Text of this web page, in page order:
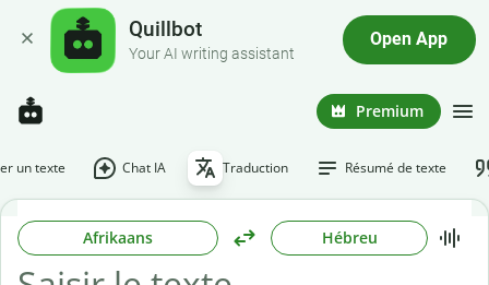
Quillbot
Your AI writing assistant
Open App
Premium
un texte Chat IA Traduction Résumé de texte
Afrikaans Hébreu